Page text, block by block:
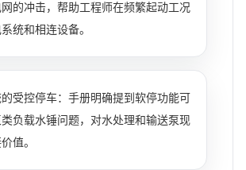
的冲击，帮助工程师在频繁起动工况
统和相连设备。
受控停车：手册明确提到软停功能可
负载水锤问题，对水处理和输送泵现
值。